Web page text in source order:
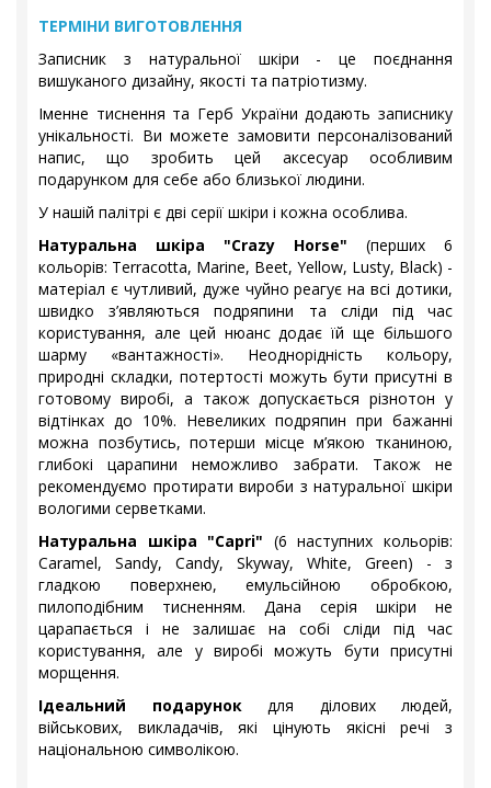
ТЕРМІНИ ВИГОТОВЛЕННЯ
Записник з натуральної шкіри - це поєднання
вишуканого дизайну, якості та патріотизму.
Іменне тиснення та Герб України додають записнику
унікальності. Ви можете замовити персоналізований
напис, що зробить цей аксесуар особливим
подарунком для себе або близької людини.
У нашій палітрі є дві серії шкіри і кожна особлива.
Натуральна шкіра "Crazy Horse" (перших 6
кольорів: Terracotta, Marine, Beet, Yellow, Lusty, Black) -
матеріал є чутливий, дуже чуйно реагує на всі дотики,
швидко з’являються подряпини та сліди під час
користування, але цей нюанс додає їй ще більшого
шарму «вантажності». Неоднорідність кольору,
природні складки, потертості можуть бути присутні в
готовому виробі, а також допускається різнотон у
відтінках до 10%. Невеликих подряпин при бажанні
можна позбутись, потерши місце м’якою тканиною,
глибокі царапини неможливо забрати. Також не
рекомендуємо протирати вироби з натуральної шкіри
вологими серветками.
Натуральна шкіра "Capri" (6 наступних кольорів:
Caramel, Sandy, Candy, Skyway, White, Green) - з
гладкою поверхнею, емульсійною обробкою,
пилоподібним тисненням. Дана серія шкіри не
царапається і не залишає на собі сліди під час
користування, але у виробі можуть бути присутні
морщення.
Ідеальний подарунокдля ділових людей,
військових, викладачів, які цінують якісні речі з
національною символікою.